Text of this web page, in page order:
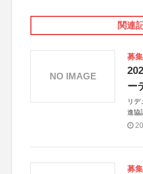
関連
募
ー
リデ
進協
NO IMAGE
募